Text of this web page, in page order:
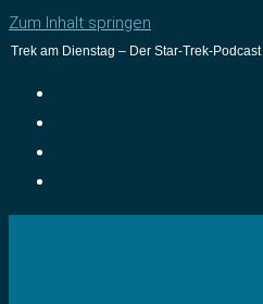
Zum Inhalt springen
Trek am Dienstag – Der Star-Trek-